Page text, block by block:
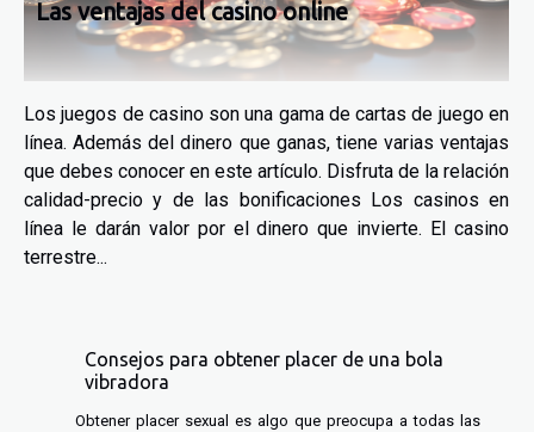
Las ventajas del casino online
Los juegos de casino son una gama de cartas de juego en
línea. Además del dinero que ganas, tiene varias ventajas
que debes conocer en este artículo. Disfruta de la relación
calidad-precio y de las bonificaciones Los casinos en
línea le darán valor por el dinero que invierte. El casino
terrestre...
Consejos para obtener placer de una bola
vibradora
Obtener placer sexual es algo que preocupa a todas las